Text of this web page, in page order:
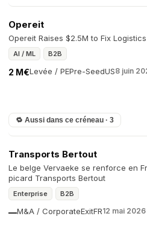
Opereit
Opereit Raises $2.5M to Fix
AI / ML B2B
Levée / PE
2 M€ Pre-SeedUS8 juin
🔁 Aussi dans ce créneau · 3
Transports Bertout
Le belge Vervaeke se renforce en
picard Transports Bertout
Enterprise B2B
M&A / Corporate
— ExitFR12 mai 2026